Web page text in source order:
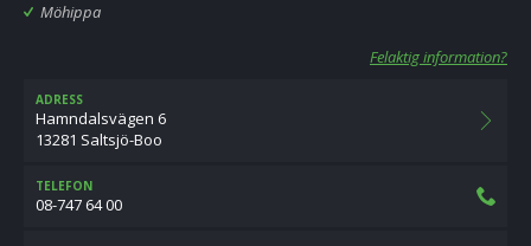
Möhippa
Felaktig information?
ADRESS
Hamndalsvägen 6
13281 Saltsjö-Boo
TELEFON
08-747 64 00